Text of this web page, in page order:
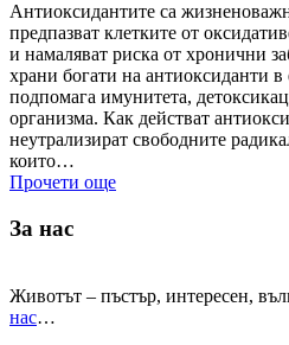
Антиоксидантите са
предпазват клетките от
и намаляват риска от хронични
храни богати на антиоксиданти
подпомага имунитета,
организма. Как действат
неутрализират свободните
които…
Прочети още
За нас
Животът – пъстър, интересен,
нас…